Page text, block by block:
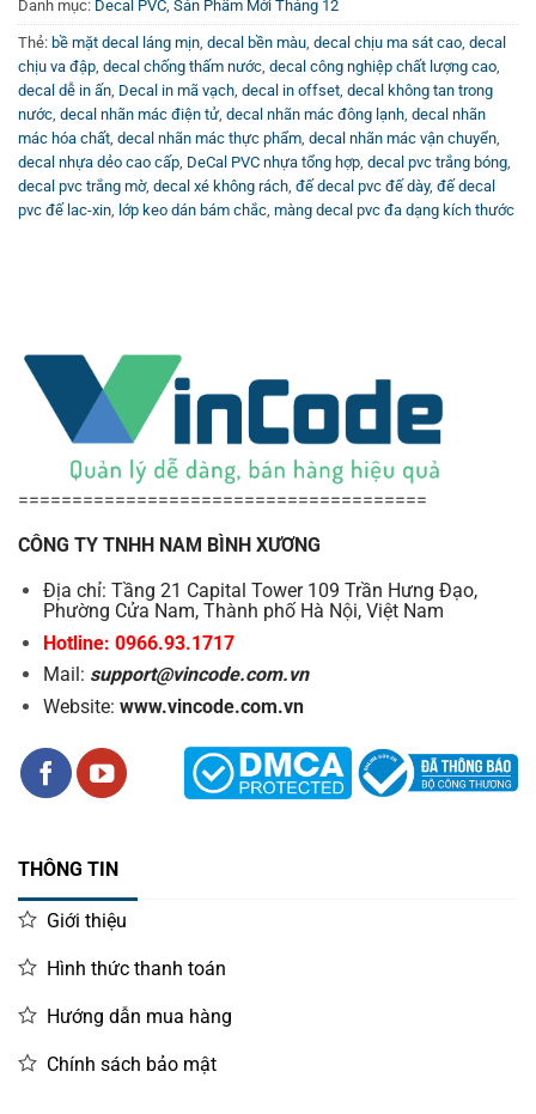
giá cả và dịch vụ chuyên nghiệp, Decal PVC
chính là lựa chọn lý tưởng. Vincode cam kết cung cấp sản
phẩm với đa dạng kích thước, màu sắc và hình dạng đáp
ứng nhu cầu đa dạng của khách hàng. Ngoài ra, công ty
cũng hỗ trợ tư vấn thiết kế và giải pháp in ấn hiện đại giúp
quý khách có được sản phẩm decal hoàn hảo nhất.
Để biết thêm thông tin chi tiết về decal PVC cũng như các
Danh mục: Decal PVC Sản Phẩm Mới Tháng 12
Thẻ: bề mặt decal láng mịn decal bền màu decal chịu ma sát cao decal
chịu va đập decal chống thấm nước decal công nghiệp chất lượng cao
decal dễ in ấn Decal in mã vạch decal in offset decal không tan trong
nước decal nhãn mác điện tử, decal nhãn mác đông lạnh decal nhãn
mác hóa chất decal nhãn mác thực phẩm decal nhãn mác vận chuyển
decal nhựa dẻo cao cấp DeCal PVC nhựa tổng hợp decal pvc trắng bóng
decal pvc trắng mờ, decal xé không rách đế decal pvc đế dày, đế decal
pvc đế lac-xin lớp keo dán bám chắc màng decal pvc đa dạng kích thước
======================================
CÔNG TY TNHH NAM BÌNH XƯƠNG
Địa chỉ: Tầng 21 Capital Tower 109 Trần Hưng Đạo,
Phường Cửa Nam, Thành phố Hà Nội, Việt Nam
Hotline: 0966.93.1717
Mail: support@vincode.com.vn
Website: www.vincode.com.vn
THÔNG TIN
Giới thiệu
Hình thức thanh toán
Hướng dẫn mua hàng
Chính sách bảo mật